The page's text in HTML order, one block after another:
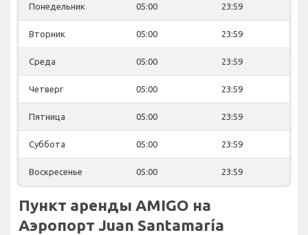
Понедельник 05:00 23:59
Вторник 05:00 23:59
Среда 05:00 23:59
Четверг 05:00 23:59
Пятница 05:00 23:59
Суббота 05:00 23:59
Воскресенье 05:00 23:59
Пункт аренды AMIGO на
Аэропорт Juan Santamaría